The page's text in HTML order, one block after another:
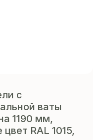
с
ваты
1190 мм,
RAL 1015,